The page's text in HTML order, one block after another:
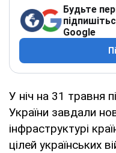
Будьте
Google
У ніч на 31 травня
України завдали
інфраструктурі
цілей українських